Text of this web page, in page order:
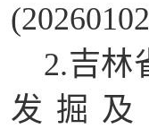
2.吉林
发掘